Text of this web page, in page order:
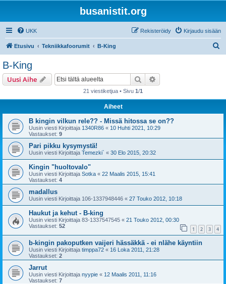
busanistit.org
UKK Kirjaudu sisään
Rekisteröidy
Etusivu Tekniikkafoorumit B-King
B-King
Uusi Aihe Etsi
21 viestiketjua • Sivu 1/1
Aiheet
B kingin vilkun rele?? - Missä hitossa se on??
Uusin viesti Kirjoittaja 1340R86 « 10 Huhti 2021, 10:29
Vastaukset: 9
Pari pikku kysymystä!
Uusin viesti Kirjoittaja Temezki` « 30 Elo 2015, 20:32
Kingin "huoltovalo"
Uusin viesti Kirjoittaja Sotka « 22 Maalis 2015, 15:41
Vastaukset: 4
madallus
Uusin viesti Kirjoittaja 106-1337948446 « 27 Touko 2012, 10:18
Haukut ja kehut - B-king
Uusin viesti Kirjoittaja 83-1337547545 « 21 Touko 2012, 00:30
Vastaukset: 52 1 2 3 4
b-kingin pakoputken vaijeri hässäkkä - ei nlähe käyntiin
Uusin viesti Kirjoittaja timppa72 « 16 Loka 2011, 21:28
Vastaukset: 2
Jarrut
Uusin viesti Kirjoittaja nyypie « 12 Maalis 2011, 11:16
Vastaukset: 7